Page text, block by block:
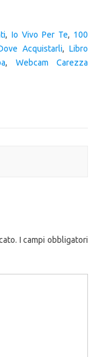
, Io Vivo Per Te, 100
Acquistarli,Libro
, Webcam Carezza
I campi obbligatori